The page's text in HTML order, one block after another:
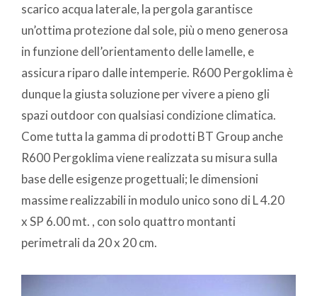
scarico acqua laterale, la pergola garantisce
un’ottima protezione dal sole, più o meno generosa
in funzione dell’orientamento delle lamelle, e
assicura riparo dalle intemperie. R600 Pergoklima è
dunque la giusta soluzione per vivere a pieno gli
spazi outdoor con qualsiasi condizione climatica.
Come tutta la gamma di prodotti BT Group anche
R600 Pergoklima viene realizzata su misura sulla
base delle esigenze progettuali; le dimensioni
massime realizzabili in modulo unico sono di L 4.20
x SP 6.00 mt. , con solo quattro montanti
perimetrali da 20 x 20 cm.